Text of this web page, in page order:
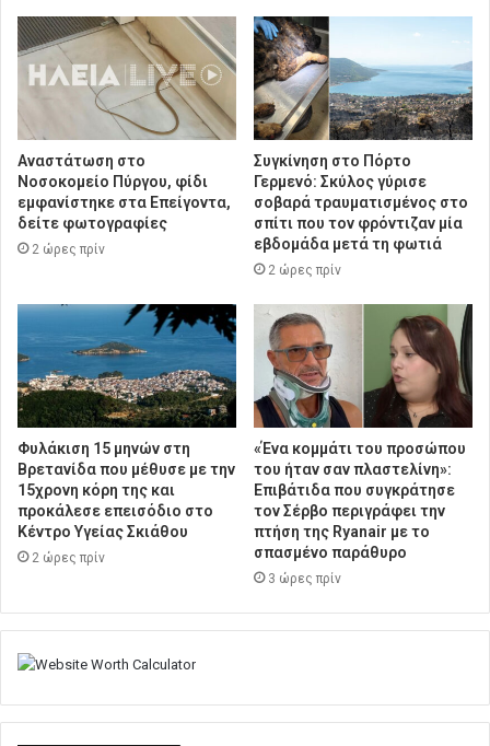
Αναστάτωση στο
Νοσοκομείο Πύργου, φίδι
εμφανίστηκε στα Επείγοντα,
δείτε φωτογραφίες
2 ώρες πρίν
Συγκίνηση στο Πόρτο
Γερμενό: Σκύλος γύρισε
σοβαρά τραυματισμένος στο
σπίτι που τον φρόντιζαν μία
εβδομάδα μετά τη φωτιά
2 ώρες πρίν
Φυλάκιση 15 μηνών στη
Βρετανίδα που μέθυσε με την
15χρονη κόρη της και
προκάλεσε επεισόδιο στο
Κέντρο Υγείας Σκιάθου
2 ώρες πρίν
«Ένα κομμάτι του προσώπου
του ήταν σαν πλαστελίνη»:
Επιβάτιδα που συγκράτησε
τον Σέρβο περιγράφει την
πτήση της Ryanair με το
σπασμένο παράθυρο
3 ώρες πρίν